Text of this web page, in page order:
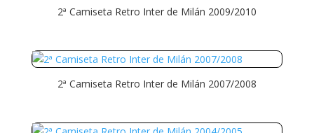
2ª Camiseta Retro Inter de Milán 2009/2010
2ª Camiseta Retro Inter de Milán 2007/2008